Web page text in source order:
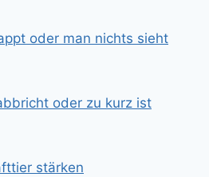
oder man nichts sieht
oder zu kurz ist
stärken